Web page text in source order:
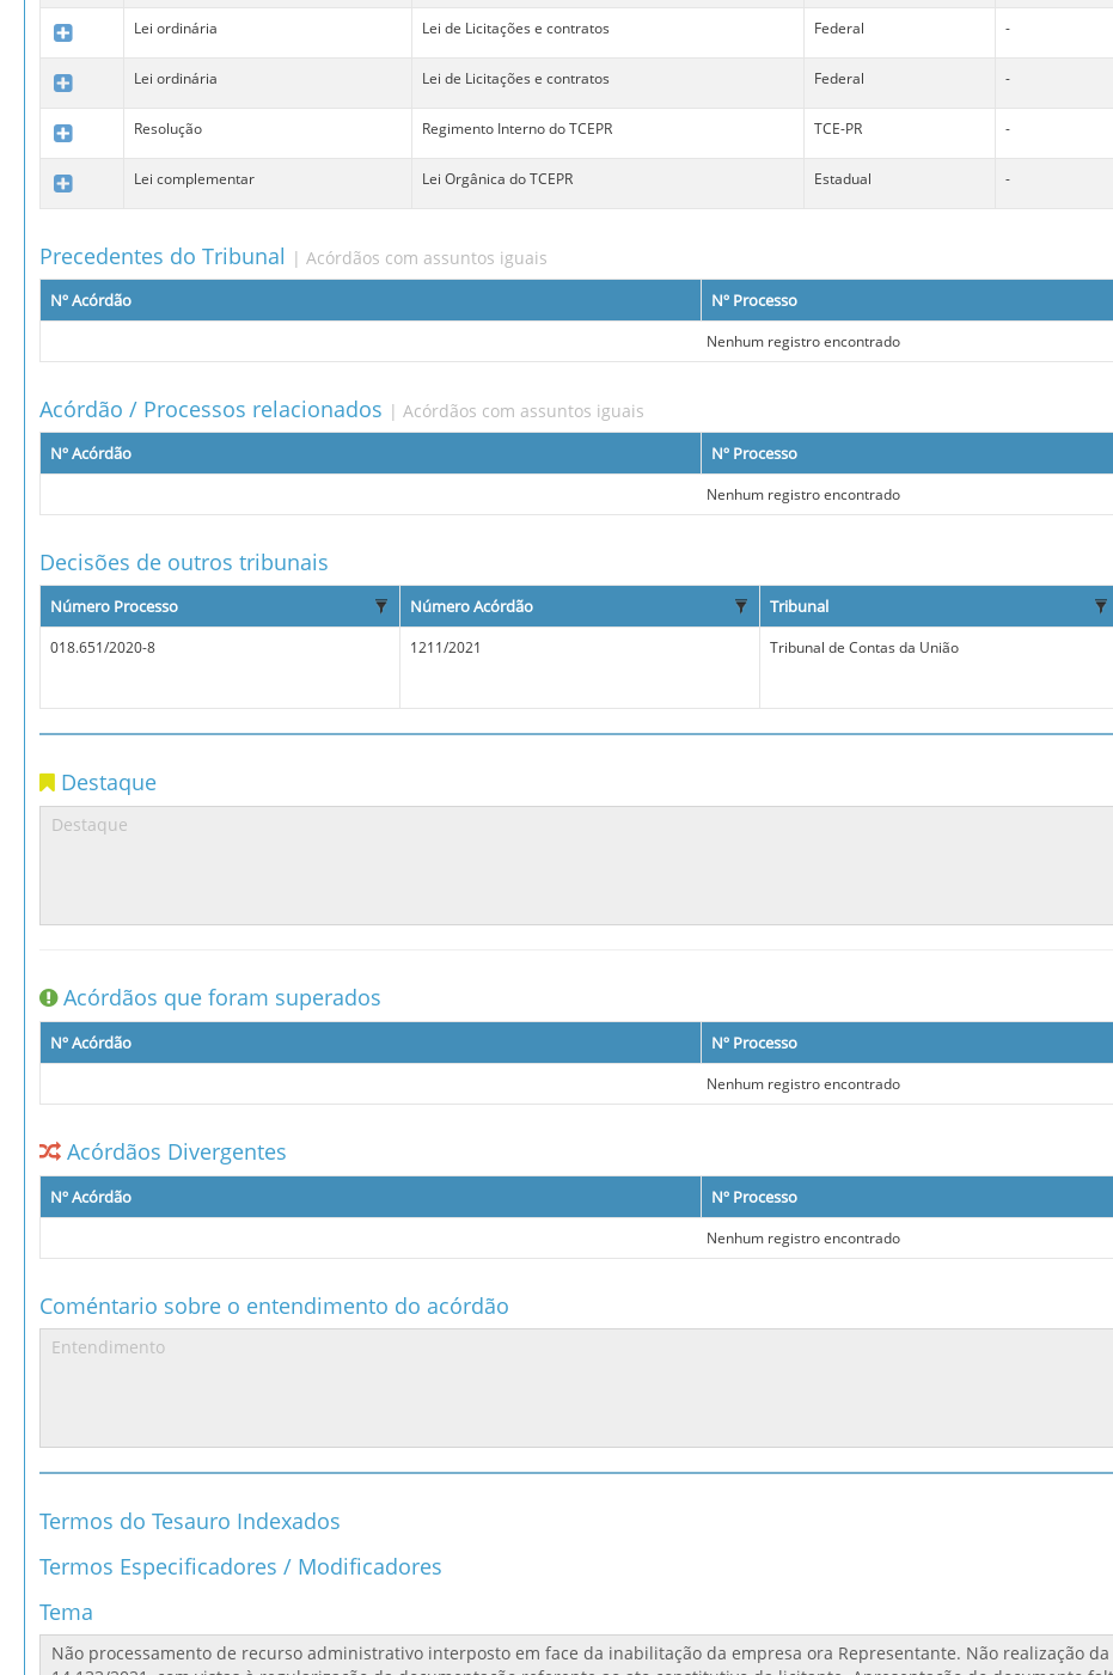
Lei ordinária Lei de Licitações e contratos Federal -
Lei ordinária Lei de Licitações e contratos Federal -
Resolução Regimento Interno do TCEPR TCE-PR -
Lei complementar Lei Orgânica do TCEPR Estadual -
Precedentes do Tribunal | Acórdãos com assuntos iguais
Nº Acórdão
Nº Processo
Nenhum registro encontrado
Acórdão / Processos relacionados | Acórdãos com assuntos iguais
Nº Acórdão
Nº Processo
Nenhum registro encontrado
Decisões de outros tribunais
Número Processo Número Acórdão Tribunal
018.651/2020-8 1211/2021 Tribunal de Contas da União
Destaque
Acórdãos que foram superados
Nº Acórdão Nº Processo
Nenhum registro encontrado
Acórdãos Divergentes
Nº Acórdão Nº Processo
Nenhum registro encontrado
Coméntario sobre o entendimento do acórdão
Termos do Tesauro Indexados
Termos Especificadores / Modificadores
Tema